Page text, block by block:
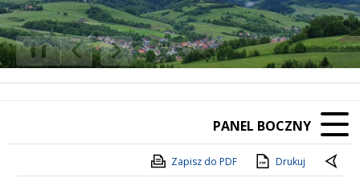
Poprzedni Element
Następny Element
❚❚
PANEL BOCZNY
Zapisz do PDF Drukuj